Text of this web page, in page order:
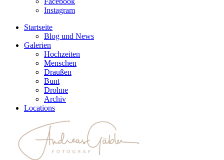
Instagram
Startseite
Blog und News
Galerien
Hochzeiten
Menschen
Draußen
Bunt
Drohne
Archiv
Locations